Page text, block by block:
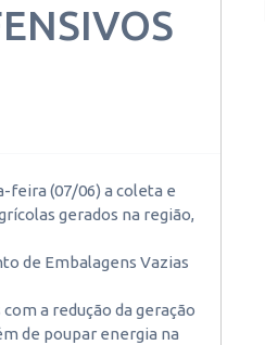
feira (07/06) a coleta e
gerados na região,
de Embalagens Vazias
a redução da geração
de poupar energia na